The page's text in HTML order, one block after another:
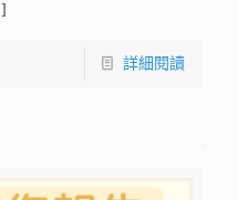
詳細閱讀